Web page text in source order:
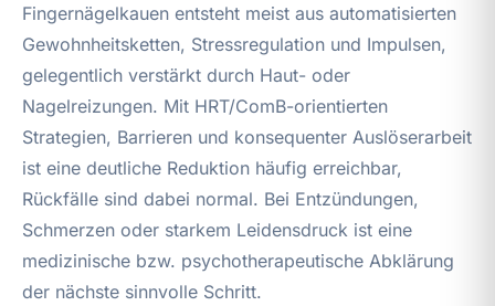
Fingernägelkauen entsteht meist aus automatisierten
Gewohnheitsketten, Stressregulation und Impulsen,
gelegentlich verstärkt durch Haut- oder
Nagelreizungen. Mit HRT/ComB-orientierten
Strategien, Barrieren und konsequenter Auslöserarbeit
ist eine deutliche Reduktion häufig erreichbar,
Rückfälle sind dabei normal. Bei Entzündungen,
Schmerzen oder starkem Leidensdruck ist eine
medizinische bzw. psychotherapeutische Abklärung
der nächste sinnvolle Schritt.